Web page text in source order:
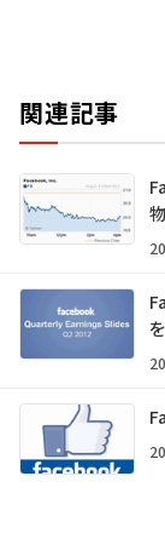
関連記事